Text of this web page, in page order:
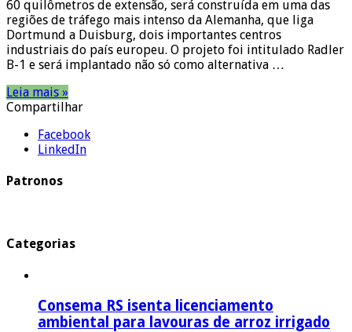
60 quilômetros de extensão, será construída em uma das
regiões de tráfego mais intenso da Alemanha, que liga
Dortmund a Duisburg, dois importantes centros
industriais do país europeu. O projeto foi intitulado Radler
B-1 e será implantado não só como alternativa …
Leia mais »
Compartilhar
Facebook
LinkedIn
Patronos
Categorias
Consema RS isenta licenciamento
ambiental para lavouras de arroz irrigado